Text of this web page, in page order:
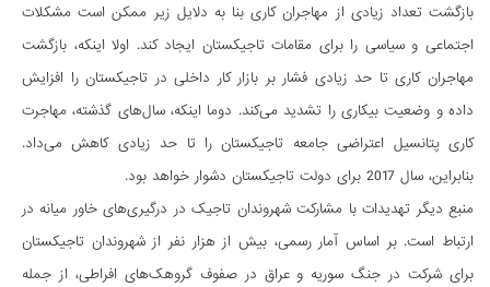
بازگشت تعداد زیادی از مهاجران کاری بنا به دلایل زیر ممکن است مشکلات
اجتماعی و سیاسی را برای مقامات تاجیکستان ایجاد کند. اولا اینکه، بازگشت
مهاجران کاری تا حد زیادی فشار بر بازار کار داخلی در تاجیکستان را افزایش
داده و وضعیت بیکاری را تشدید می‌کند. دوما اینکه، سال‌های گذشته، مهاجرت
کاری پتانسیل اعتراضی جامعه تاجیکستان را تا حد زیادی کاهش می‌داد.
بنابراین، سال 2017 برای دولت تاجیکستان دشوار خواهد بود.
منبع دیگر تهدیدات با مشارکت شهروندان تاجیک در درگیری‌های خاور میانه در
ارتباط است. بر اساس آمار رسمی، بیش از هزار نفر از شهروندان تاجیکستان
برای شرکت در جنگ سوریه و عراق در صفوف گروهک‌های افراطی، از جمله